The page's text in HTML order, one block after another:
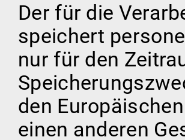
Der für die
speichert
nur für den
den
einen anderen